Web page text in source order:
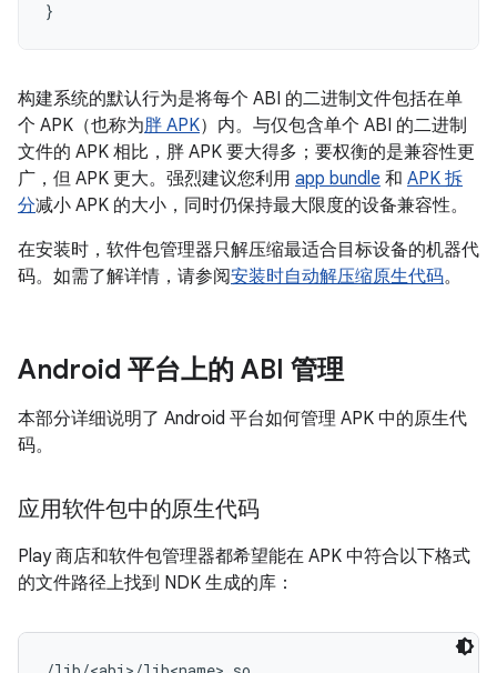
构建系统的默认行为是将每个 ABI 的二进制文件包括在单
个 APK（也称为胖 APK）内。与仅包含单个 ABI 的二进制
文件的 APK 相比，胖 APK 要大得多；要权衡的是兼容性更
广，但 APK 更大。强烈建议您利用 app bundle 和 APK 拆
分减小 APK 的大小，同时仍保持最大限度的设备兼容性。
在安装时，软件包管理器只解压缩最适合目标设备的机器代
码。如需了解详情，请参阅安装时自动解压缩原生代码。
Android 平台上的 ABI 管理
本部分详细说明了 Android 平台如何管理 APK 中的原生代
码。
应用软件包中的原生代码
Play 商店和软件包管理器都希望能在 APK 中符合以下格式
的文件路径上找到 NDK 生成的库：